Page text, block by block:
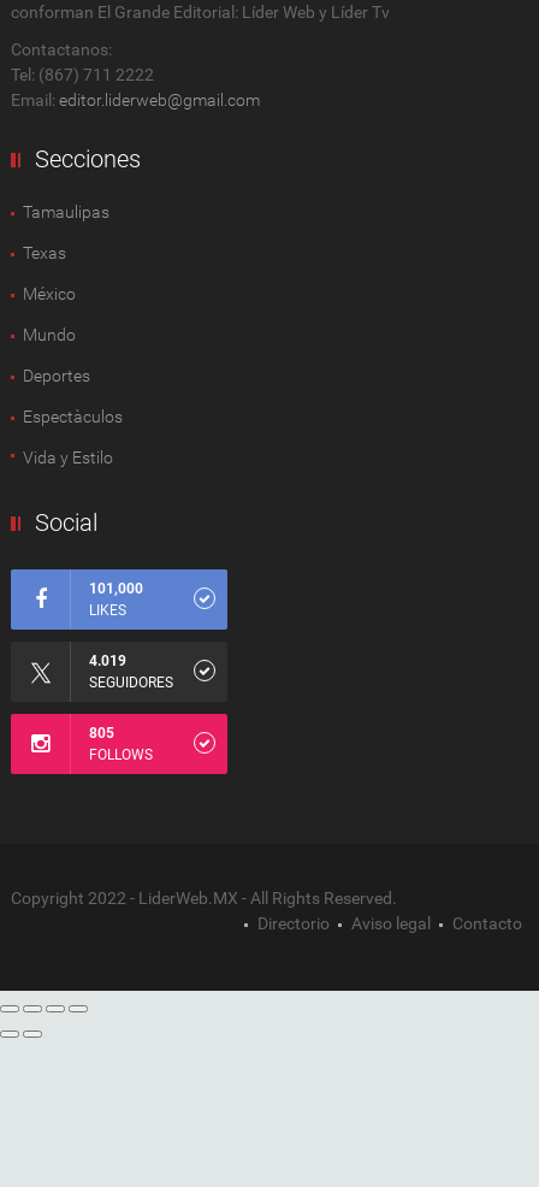
conforman El Grande Editorial: Líder Web y Líder Tv
Contactanos:
Tel: (867) 711 2222
Email: editor.liderweb@gmail.com
Secciones
Tamaulipas
Texas
México
Mundo
Deportes
Espectàculos
Vida y Estilo
Social
101,000
LIKES
4.019
SEGUIDORES
805
FOLLOWS
Copyright 2022 - LiderWeb.MX - All Rights Reserved.
Directorio
Aviso legal Contacto